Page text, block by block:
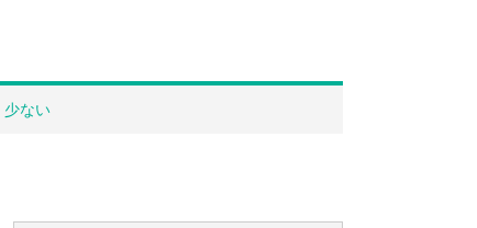
少ない